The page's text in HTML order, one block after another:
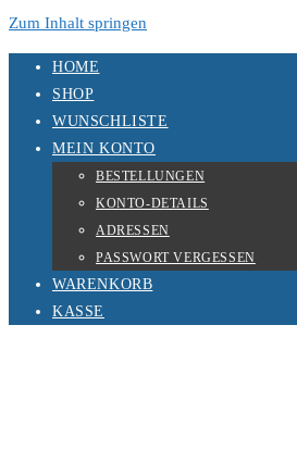
Zum Inhalt springen
HOME
SHOP
WUNSCHLISTE
MEIN KONTO
BESTELLUNGEN
KONTO-DETAILS
ADRESSEN
PASSWORT VERGESSEN
WARENKORB
KASSE